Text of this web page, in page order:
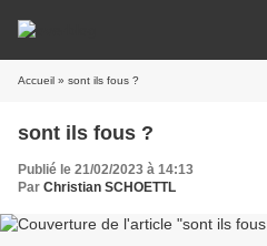
Accueil » sont ils fous ?
sont ils fous ?
Publié le 21/02/2023 à 14:13
Par Christian SCHOETTL